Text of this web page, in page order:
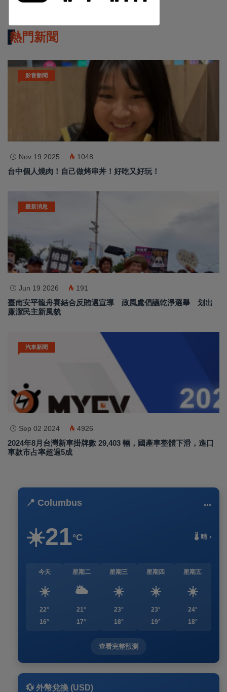
熱門新聞
影音新聞
Nov 19 2025 1048
台中個人燒肉！自己做烤串丼！好吃又好玩！
最新消息
Jun 19 2026 191
臺南安平龍舟賽結合反賄選宣導 政風處倡議乾淨選舉 划出
廉潔民主新風貌
汽車新聞
Sep 02 2024 4926
2024年8月台灣新車掛牌數 29,403 輛，國產車整體下滑，進口
車款市占率超過5成
📍 Columbus ...
☀️21°C 🌡️ 晴 ›
今天
☀️
22°
16°
星期二
🌥️
21°
17°
星期三
☀️
23°
18°
星期四
☀️
23°
19°
星期五
☀️
24°
18°
查看完整預測
💱 外幣兌換 (USD)
訂閱